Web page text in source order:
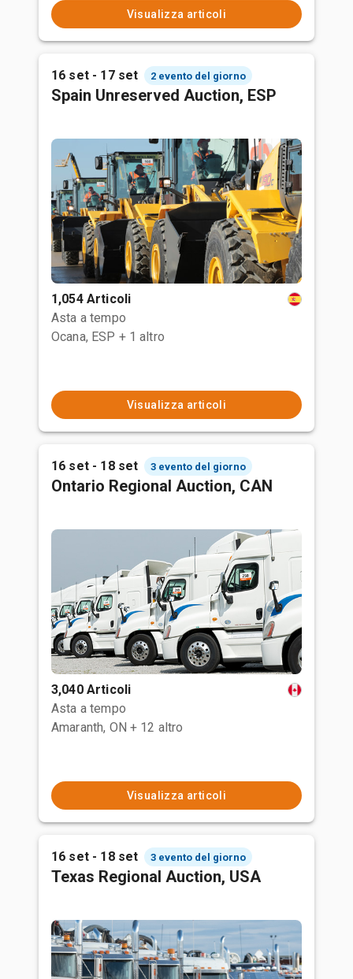
Visualizza articoli
16 set - 17 set 2 evento del giorno
Spain Unreserved Auction, ESP
1,054 Articoli
Asta a tempo
Ocana, ESP + 1 altro
Visualizza articoli
16 set - 18 set 3 evento del giorno
Ontario Regional Auction, CAN
3,040 Articoli
Asta a tempo
Amaranth, ON + 12 altro
Visualizza articoli
16 set - 18 set 3 evento del giorno
Texas Regional Auction, USA